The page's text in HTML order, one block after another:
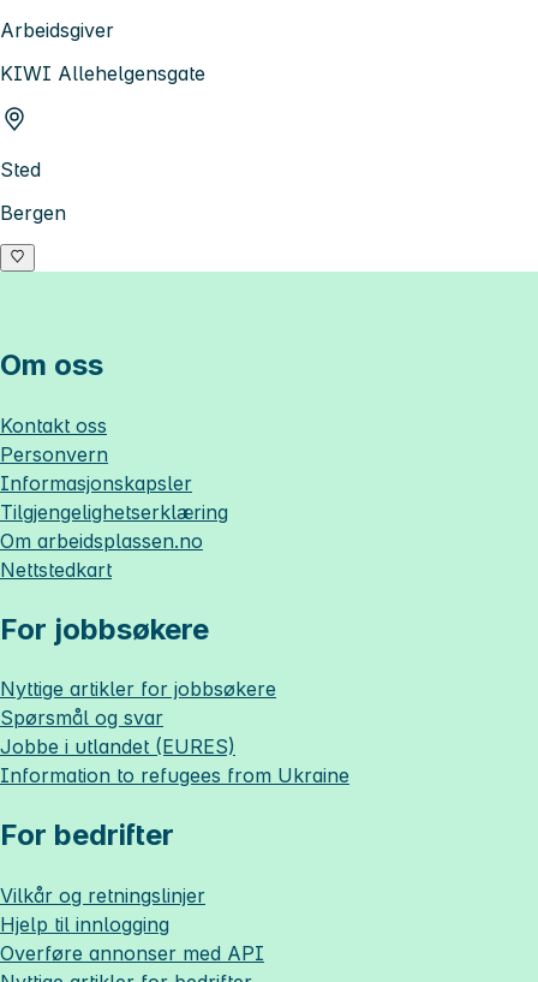
Arbeidsgiver
KIWI Allehelgensgate
Sted
Bergen
Om oss
Kontakt oss
Personvern
Informasjonskapsler
Tilgjengelighetserklæring
Om arbeidsplassen.no
Nettstedkart
For jobbsøkere
Nyttige artikler for jobbsøkere
Spørsmål og svar
Jobbe i utlandet (EURES)
Information to refugees from Ukraine
For bedrifter
Vilkår og retningslinjer
Hjelp til innlogging
Overføre annonser med API